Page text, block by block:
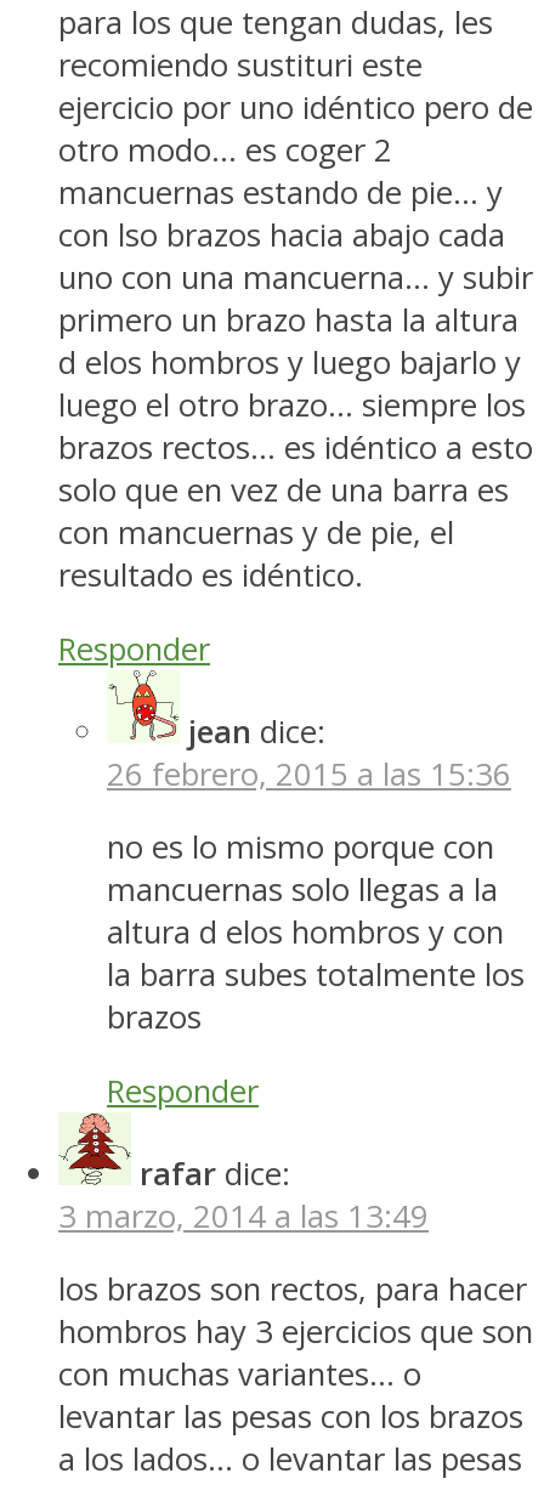
para los que tengan dudas, les
recomiendo sustituri este
ejercicio por uno idéntico pero de
otro modo… es coger 2
mancuernas estando de pie… y
con lso brazos hacia abajo cada
uno con una mancuerna… y subir
primero un brazo hasta la altura
d elos hombros y luego bajarlo y
luego el otro brazo… siempre los
brazos rectos… es idéntico a esto
solo que en vez de una barra es
con mancuernas y de pie, el
resultado es idéntico.
Responder
jean dice:
26 febrero, 2015 a las 15:36
no es lo mismo porque con
mancuernas solo llegas a la
altura d elos hombros y con
la barra subes totalmente los
brazos
Responder
rafar dice:
3 marzo, 2014 a las 13:49
los brazos son rectos, para hacer
hombros hay 3 ejercicios que son
con muchas variantes… o
levantar las pesas con los brazos
a los lados… o levantar las pesas